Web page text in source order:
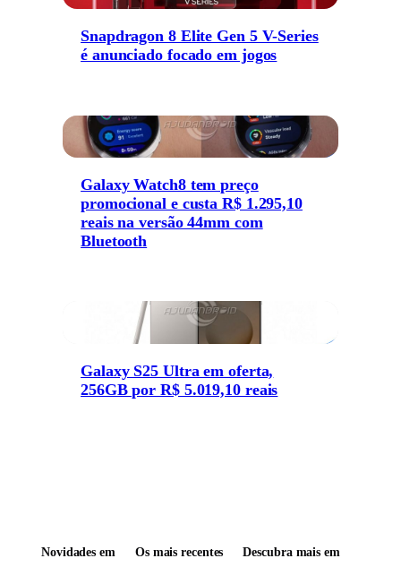
Snapdragon 8 Elite Gen 5 V-Series
é anunciado focado em jogos
Galaxy Watch8 tem preço
promocional e custa R$ 1.295,10
reais na versão 44mm com
Bluetooth
Galaxy S25 Ultra em oferta,
256GB por R$ 5.019,10 reais
Novidades em Os mais recentes Descubra mais em